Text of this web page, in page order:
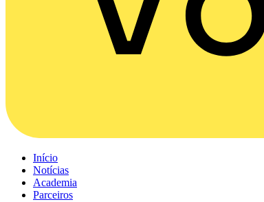
Início
Notícias
Academia
Parceiros